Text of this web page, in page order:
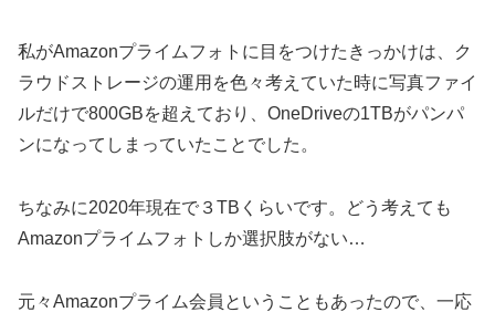
私がAmazonプライムフォトに目をつけたきっかけは、ク
ラウドストレージの運用を色々考えていた時に写真ファイ
ルだけで800GBを超えており、OneDriveの1TBがパンパ
ンになってしまっていたことでした。
ちなみに2020年現在で３TBくらいです。どう考えても
Amazonプライムフォトしか選択肢がない…
元々Amazonプライム会員ということもあったので、一応